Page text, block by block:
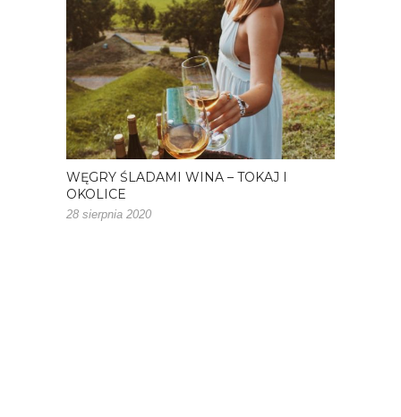
WĘGRY ŚLADAMI WINA – TOKAJ I
OKOLICE
28 sierpnia 2020